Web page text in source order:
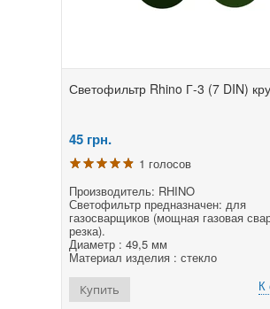
Светофильтр Rhino Г-3 (7 DIN)
45 грн.
1 голосов
Производитель: RHINO
Светофильтр предназначен: для
газосварщиков (мощная газовая
резка).
Диаметр : 49,5 мм
Материал изделия : стекло
К
Купить